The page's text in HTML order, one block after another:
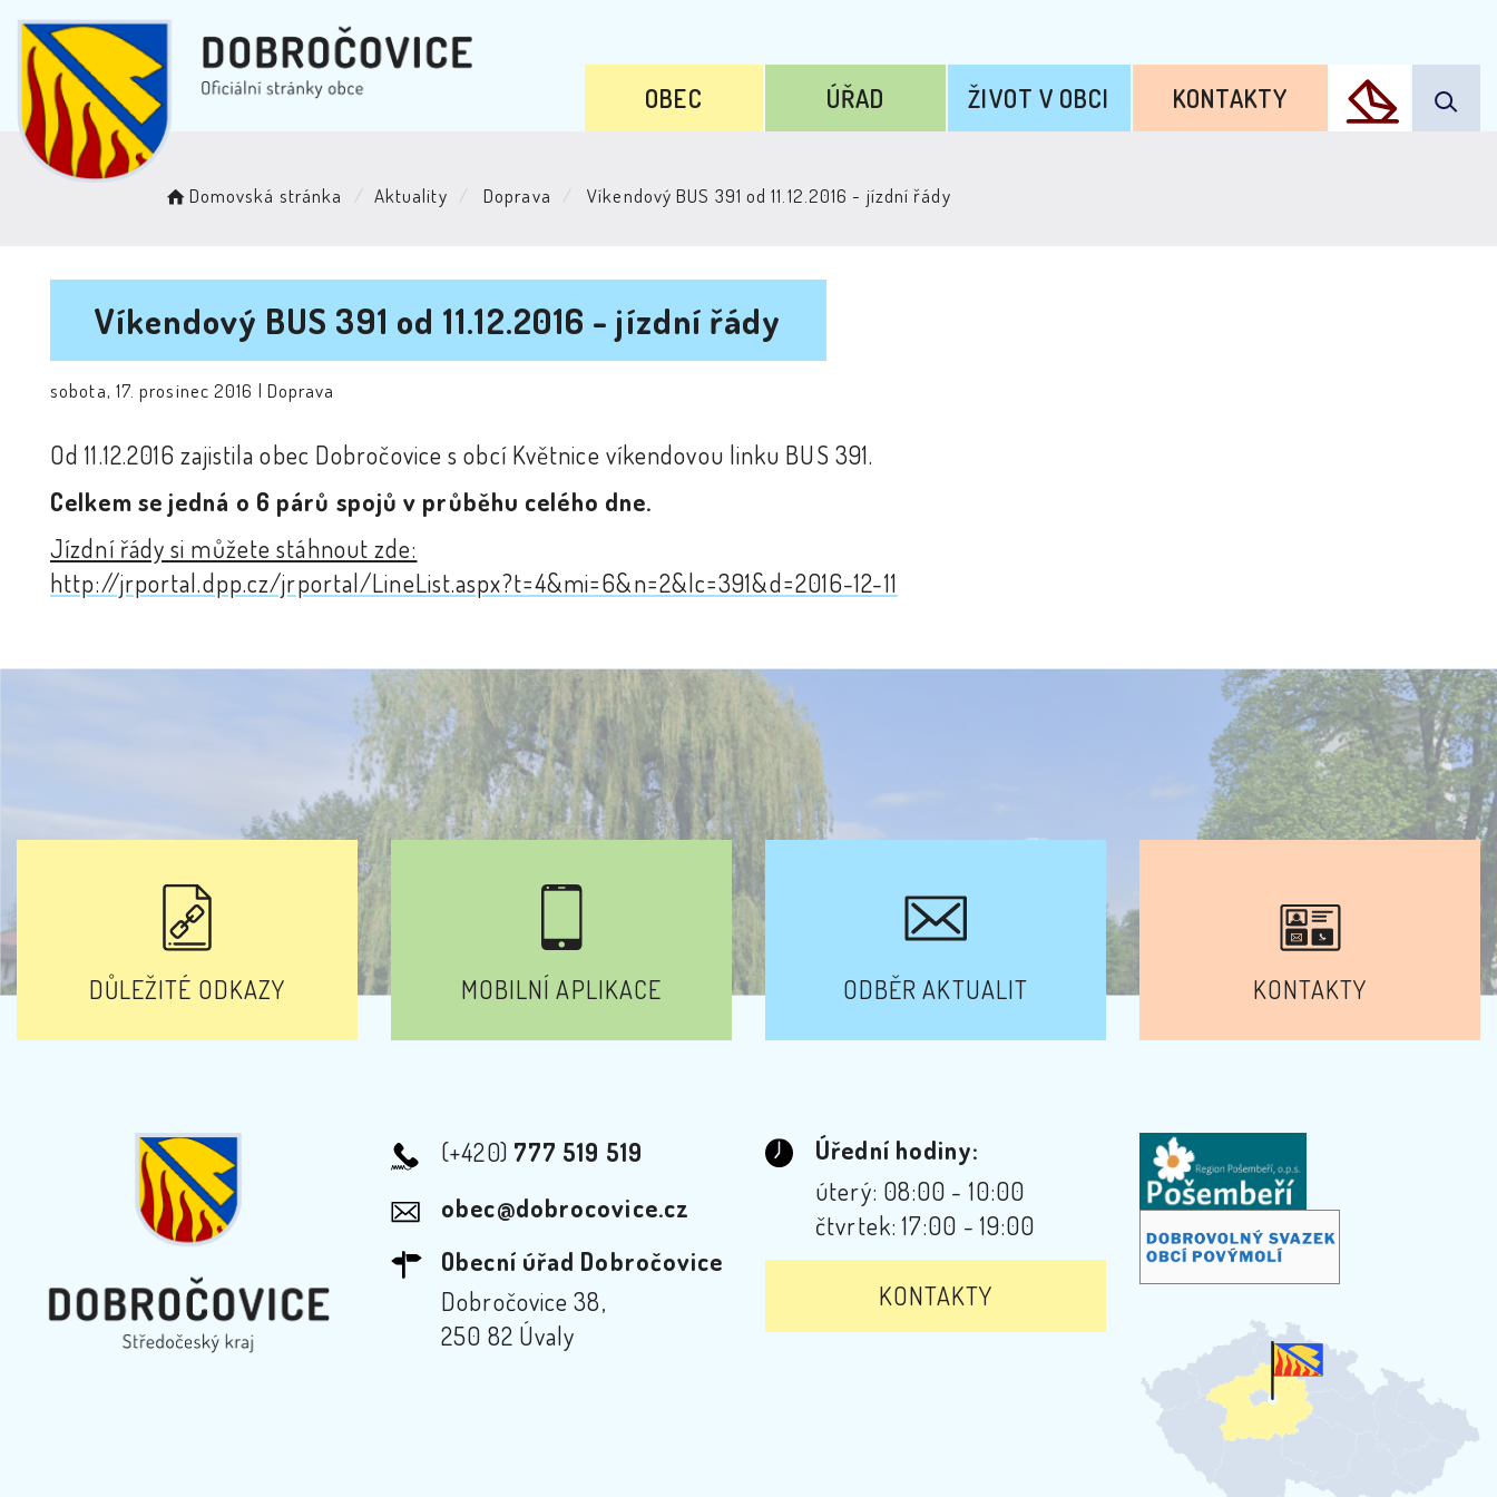
OBEC ÚŘAD ŽIVOT V OBCI KONTAKTY
Domovská stránka Aktuality Doprava Víkendový BUS 391 od 11.12.2016 - jízdní řády
Víkendový BUS 391 od 11.12.2016 - jízdní řády
sobota, 17. prosinec 2016 | Doprava
Od 11.12.2016 zajistila obec Dobročovice s obcí Květnice víkendovou linku BUS 391.
Celkem se jedná o 6 párů spojů v průběhu celého dne.
Jízdní řády si můžete stáhnout zde:
http://jrportal.dpp.cz/jrportal/LineList.aspx?t=4&mi=6&n=2&lc=391&d=2016-12-11
DŮLEŽITÉ ODKAZY MOBILNÍ APLIKACE ODBĚR AKTUALIT KONTAKTY
(+420) 777 519 519
obec@dobrocovice.cz
Obecní úřad Dobročovice
Dobročovice 38,
250 82 Úvaly
Úřední hodiny:
úterý: 08:00 - 10:00
čtvrtek: 17:00 - 19:00
KONTAKTY